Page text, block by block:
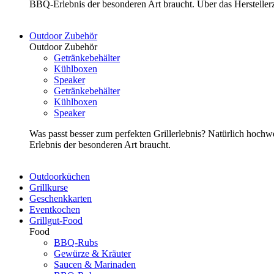
BBQ-Erlebnis der besonderen Art braucht. Über das
Outdoor Zubehör
Outdoor Zubehör
Getränkebehälter
Kühlboxen
Speaker
Getränkebehälter
Kühlboxen
Speaker
Was passt besser zum perfekten Grillerlebnis? Natürlich
Erlebnis der besonderen Art braucht.
Outdoorküchen
Grillkurse
Geschenkkarten
Eventkochen
Grillgut-Food
Food
BBQ-Rubs
Gewürze & Kräuter
Saucen & Marinaden